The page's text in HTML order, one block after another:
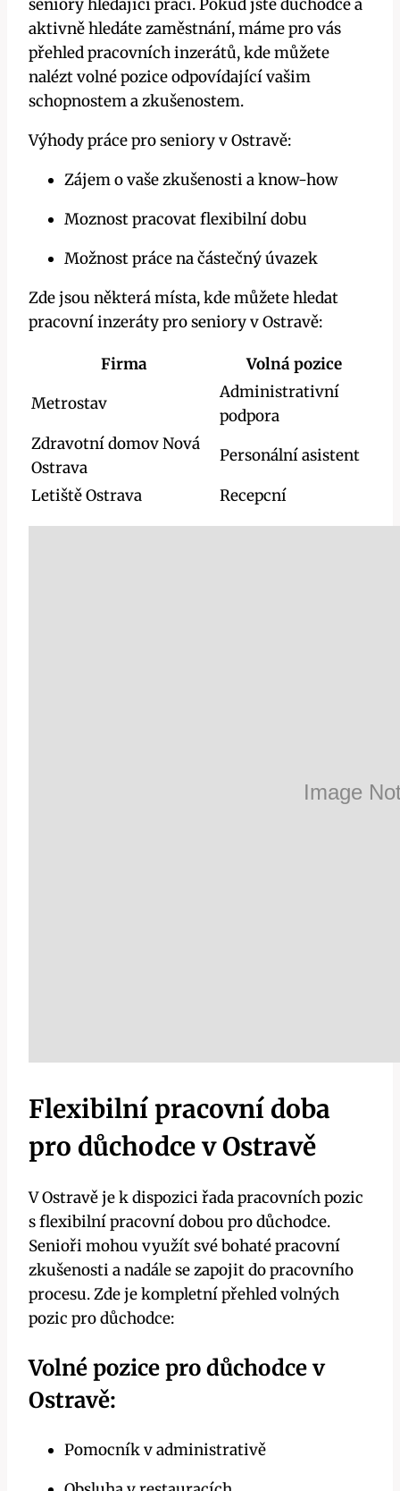
seniory hledající práci. Pokud jste důchodce a
aktivně hledáte zaměstnání, máme pro vás
přehled pracovních inzerátů, kde můžete
nalézt volné pozice odpovídající vašim
schopnostem a zkušenostem.
Výhody práce pro seniory v Ostravě:
Zájem o vaše zkušenosti a know-how
Moznost pracovat flexibilní dobu
Možnost práce na částečný úvazek
Zde jsou některá místa, kde můžete hledat
pracovní inzeráty pro seniory v Ostravě:
Firma
Volná pozice
Metrostav
Administrativní
podpora
Zdravotní domov Nová
Ostrava
Personální asistent
Letiště Ostrava Recepcní
Flexibilní pracovní doba
pro důchodce v Ostravě
V Ostravě je k dispozici řada pracovních pozic
s flexibilní pracovní dobou pro důchodce.
Senioři mohou využít své bohaté pracovní
zkušenosti a nadále se zapojit do pracovního
procesu. Zde je kompletní přehled volných
pozic pro důchodce:
Volné pozice pro důchodce v
Ostravě:
Pomocník v administrativě